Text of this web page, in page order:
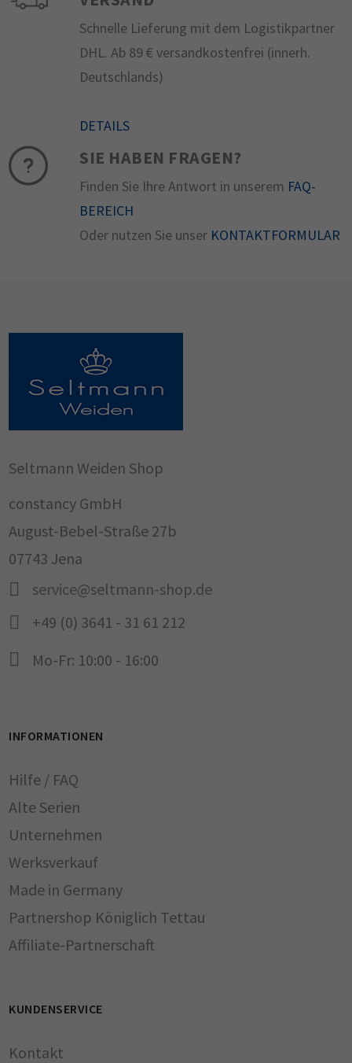
Schnelle Lieferung mit dem Logistikpartner
DHL. Ab 89 € versandkostenfrei (innerh.
Deutschlands)
DETAILS
SIE HABEN FRAGEN?
Finden Sie Ihre Antwort in unserem FAQ-
BEREICH
Oder nutzen Sie unser KONTAKTFORMULAR
Seltmann Weiden Shop
constancy GmbH
August-Bebel-Straße 27b
07743 Jena
service@seltmann-shop.de
+49 (0) 3641 - 31 61 212
Mo-Fr: 10:00 - 16:00
INFORMATIONEN
Hilfe / FAQ
Alte Serien
Unternehmen
Werksverkauf
Made in Germany
Partnershop Königlich Tettau
Affiliate-Partnerschaft
KUNDENSERVICE
Kontakt